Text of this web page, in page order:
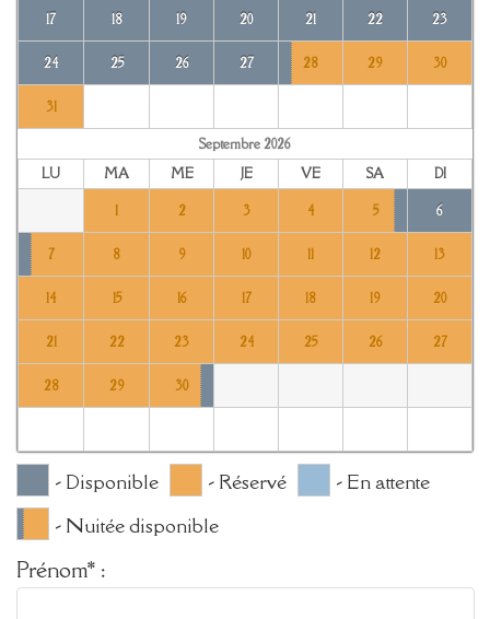
17 18 19 20 21 22 23
24 25 26 27 28 29 30
31
Septembre2026
LU
MA ME JE VE SA
DI
1
2 3 4 5 6
7 8 9 10 11 12 13
14 15 16 17 18 19 20
21 22 23 24 25 26 27
28 29 30
- Disponible - Réservé
- En attente
- Nuitée disponible
Prénom* :